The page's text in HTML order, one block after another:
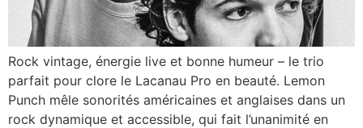
Rock vintage, énergie live et bonne humeur – le trio
parfait pour clore le Lacanau Pro en beauté. Lemon
Punch mêle sonorités américaines et anglaises dans un
rock dynamique et accessible, qui fait l’unanimité en